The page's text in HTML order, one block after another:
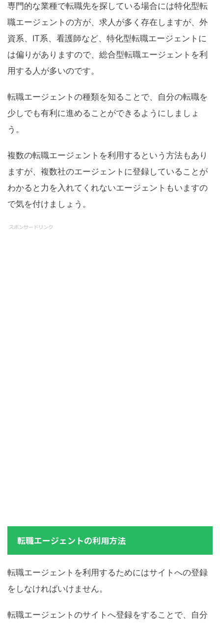
専門的な業種で転職先を探している場合には特化型転
職エージェントの方が、求人が多く存在しますが、外
資系、IT系、看護師など、特化型転職エージェントに
は偏りがありますので、総合型転職エージェントを利
用する人が多いのです。
転職エージェントの種類を知ることで、自分の転職を
少しでも有利に進めることができるようにしましょ
う。
複数の転職エージェントを利用するという方法もあり
ますが、複数社のエージェントに登録していることが
わかると力を入れてくれないエージェントもいますの
で気を付けましょう。
転職エージェントの利用方法
転職エージェントを利用するためにはサイトへの登録
をしなければいけません。
転職エージェントのサイトへ登録をすることで、自分